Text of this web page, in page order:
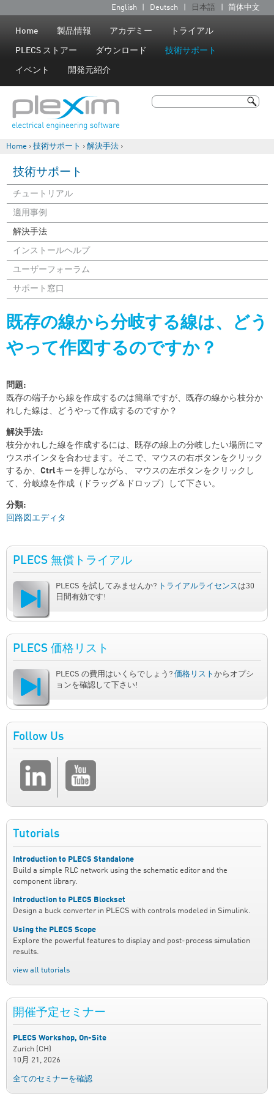
Jump to navigation
言
語
English Deutsch 日本語 简体中文
Home 製品情報 アカデミー トライアル
PLECS ストアー ダウンロード 技術サポート
イベント 開発元紹介
検索
現在地
Home › 技術サポート › 解決手法 ›
技術サポート
チュートリアル
適用事例
解決手法
インストールヘルプ
ユーザーフォーラム
サポート窓口
既存の線から分岐する線は、どう
やって作図するのですか？
問題:
既存の端子から線を作成するのは簡単ですが、既存の線から枝分か
れした線は、どうやって作成するのですか？
解決手法:
枝分かれした線を作成するには、既存の線上の分岐したい場所にマ
ウスポインタを合わせます。そこで、マウスの右ボタンをクリック
するか、 Ctrlキーを押しながら、 マウスの左ボタンをクリックし
て、分岐線を作成（ドラッグ＆ドロップ）して下さい。
分類:
回路図エディタ
PLECS 無償トライアル
PLECS を試してみませんか? トライアルライセンスは30
日間有効です!
PLECS 価格リスト
PLECS の費用はいくらでしょう? 価格リスト からオプシ
ョンを確認して下さい!
Follow Us
Tutorials
Introduction to PLECS Standalone
Build a simple RLC network using the schematic editor and the
component library.
Introduction to PLECS Blockset
Design a buck converter in PLECS with controls modeled in Simulink.
Using the PLECS Scope
Explore the powerful features to display and post-process simulation
results.
view all tutorials
開催予定セミナー
PLECS Workshop, On-Site
Zurich (CH)
10月 21, 2026
全てのセミナーを確認